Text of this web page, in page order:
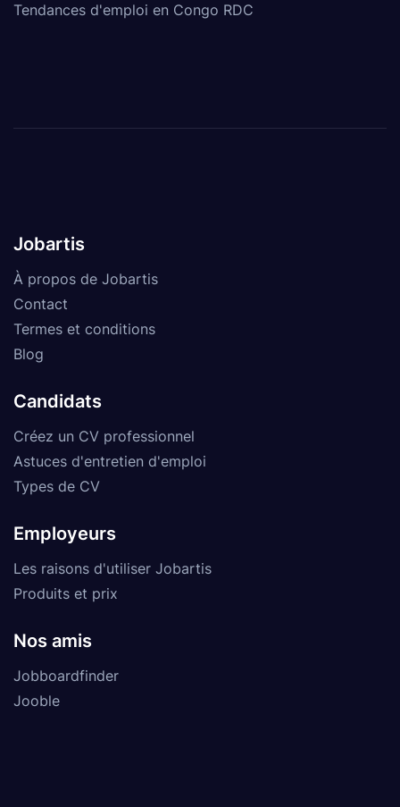
Tendances d'emploi en Congo RDC
Jobartis
À propos de Jobartis
Contact
Termes et conditions
Blog
Candidats
Créez un CV professionnel
Astuces d'entretien d'emploi
Types de CV
Employeurs
Les raisons d'utiliser Jobartis
Produits et prix
Nos amis
Jobboardfinder
Jooble